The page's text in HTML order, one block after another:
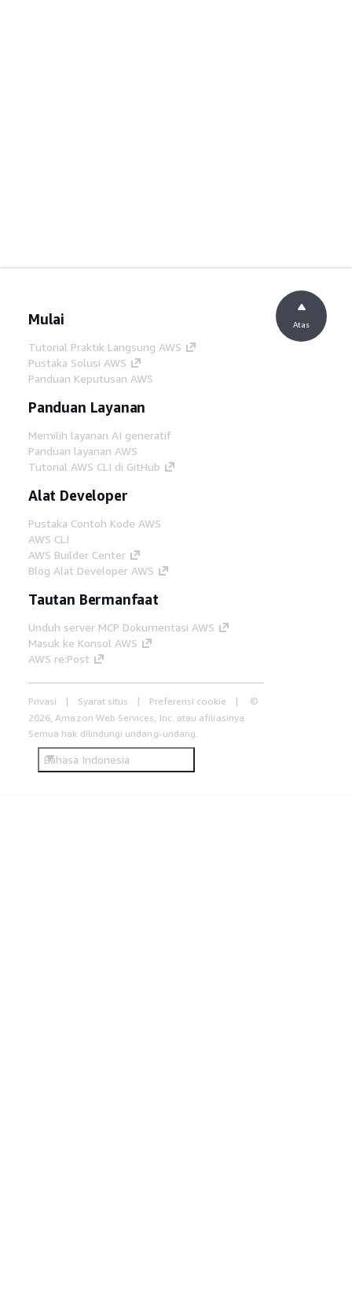
Mulai
Tutorial Praktik Langsung AWS
Pustaka Solusi AWS
Panduan Keputusan AWS
Panduan Layanan
Memilih layanan AI generatif
Panduan layanan AWS
Tutorial AWS CLI di GitHub
Alat Developer
Pustaka Contoh Kode AWS
AWS CLI
AWS Builder Center
Blog Alat Developer AWS
Tautan Bermanfaat
Unduh server MCP Dokumentasi AWS
Masuk ke Konsol AWS
AWS re:Post
Privasi Syarat situs Preferensi cookie
©
2026, Amazon Web Services, Inc. atau afiliasinya.
Semua hak dilindungi undang-undang.
Bahasa Indonesia
Atas